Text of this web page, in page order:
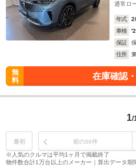
通常ロ
年式
車検
保証
住所
無
料
在庫確認
1/
最初 前の30件
※人気のクルマは平均1ヶ月で掲載終了
物件数合計1万台以上のメーカー｜算出データ